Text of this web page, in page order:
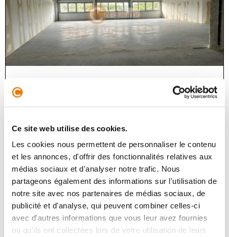
Ce site web utilise des cookies.
Les cookies nous permettent de personnaliser le contenu
et les annonces, d'offrir des fonctionnalités relatives aux
médias sociaux et d'analyser notre trafic. Nous
partageons également des informations sur l'utilisation de
notre site avec nos partenaires de médias sociaux, de
publicité et d'analyse, qui peuvent combiner celles-ci
avec d'autres informations que vous leur avez fournies
ou qu'ils ont collectées lors de votre utilisation de leurs
CARBON-BLANC 360 600 €HT
plateau de bureaux à vendre d'une surface globale de
198 m². Ce plateau de b...
Bureau
Location - 65 m²